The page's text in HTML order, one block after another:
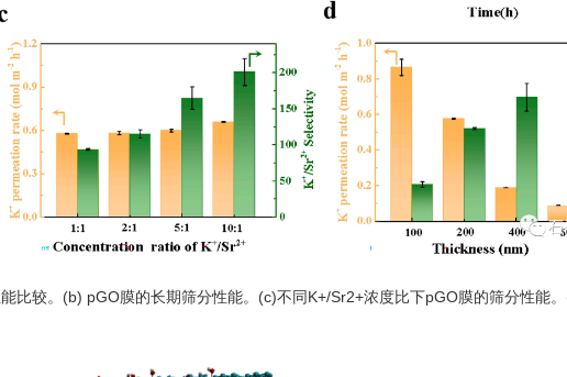
比较。(b) pGO膜的长期筛分性能。(c)不同K+/Sr2+浓度比下pGO膜的筛分性能